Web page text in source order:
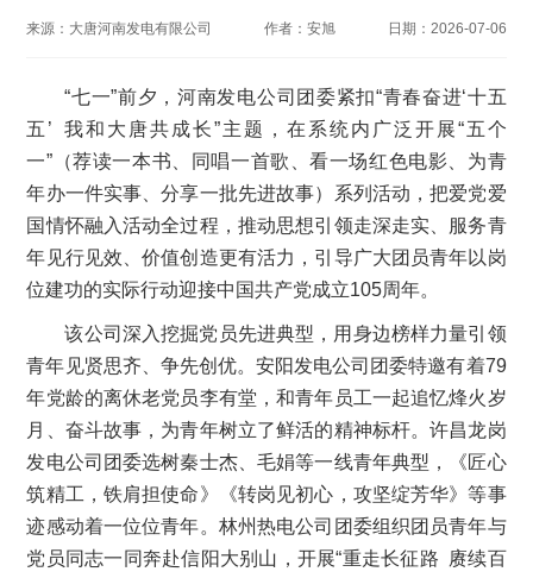
来源： 大唐河南发电有限公司 作者： 安旭 日期： 2026-07-06
“七一”前夕，河南发电公司团委紧扣“青春奋进‘十五
五’ 我和大唐共成长”主题，在系统内广泛开展“五个
一”（荐读一本书、同唱一首歌、看一场红色电影、为青
年办一件实事、分享一批先进故事）系列活动，把爱党爱
国情怀融入活动全过程，推动思想引领走深走实、服务青
年见行见效、价值创造更有活力，引导广大团员青年以岗
位建功的实际行动迎接中国共产党成立105周年。
该公司深入挖掘党员先进典型，用身边榜样力量引领
青年见贤思齐、争先创优。安阳发电公司团委特邀有着79
年党龄的离休老党员李有堂，和青年员工一起追忆烽火岁
月、奋斗故事，为青年树立了鲜活的精神标杆。许昌龙岗
发电公司团委选树秦士杰、毛娟等一线青年典型，《匠心
筑精工，铁肩担使命》《转岗见初心，攻坚绽芳华》等事
迹感动着一位位青年。林州热电公司团委组织团员青年与
党员同志一同奔赴信阳大别山，开展“重走长征路 赓续百